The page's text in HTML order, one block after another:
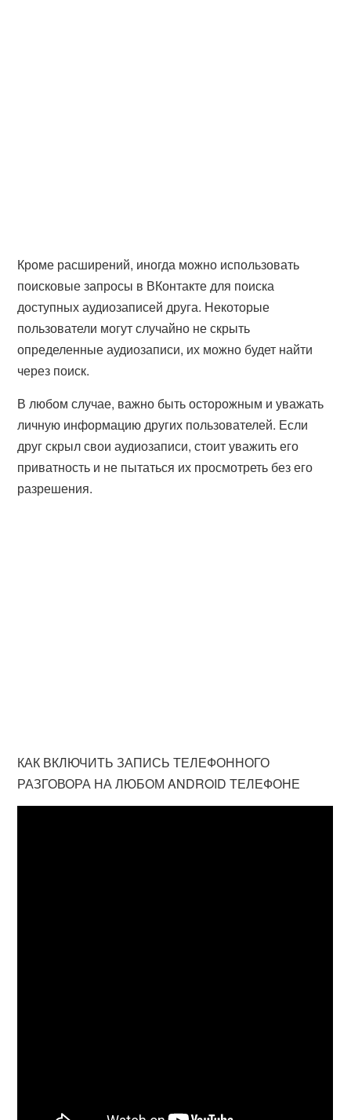
Кроме расширений, иногда можно использовать
поисковые запросы в ВКонтакте для поиска
доступных аудиозаписей друга. Некоторые
пользователи могут случайно не скрыть
определенные аудиозаписи, их можно будет найти
через поиск.
В любом случае, важно быть осторожным и уважать
личную информацию других пользователей. Если
друг скрыл свои аудиозаписи, стоит уважить его
приватность и не пытаться их просмотреть без его
разрешения.
КАК ВКЛЮЧИТЬ ЗАПИСЬ ТЕЛЕФОННОГО
РАЗГОВОРА НА ЛЮБОМ ANDROID ТЕЛЕФОНЕ